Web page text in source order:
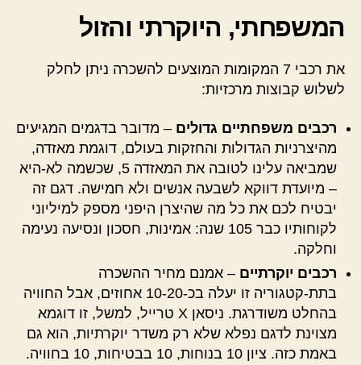
המשפחתי, היוקרתי והזול
את רכבי 7 המקומות המוצעים להשכרה ניתן לחלק
לשלוש קבוצות מרכזיות:
רכבים משפחתיים גדולים – מדובר בדגמים המגיעים
מהיצרניות הגדולות והחזקות בעולם, דוגמת מאזדה,
שמביאה עלינו לטובה את המאזדה 5, שכשמה לא-היא
– מיועדת דווקא לשבעה אנשים ולא חמישה. דגם זה
יבטיח לכם את כל מה שהיצרן היפני מספק למיליוני
לקוחותיו כבר 105 שנה: אמינות, חסכון ונסיעה נעימה
וחלקה.
רכבים יוקרתיים – אמנם מחיר ההשכרה
בתת-קטגוריה זו יעלה בכ-10-20 אחוזים, אבל החוויה
בהחלט משודרגת. ניסאן X טרייל, למשל, זו דוגמא
מצוינת לדגם נפלא שלא רק משדר יוקרתיות, הוא גם
באמת כזה. ציון 10 בנוחות, 10 בבטיחות, 10 בחוויה.